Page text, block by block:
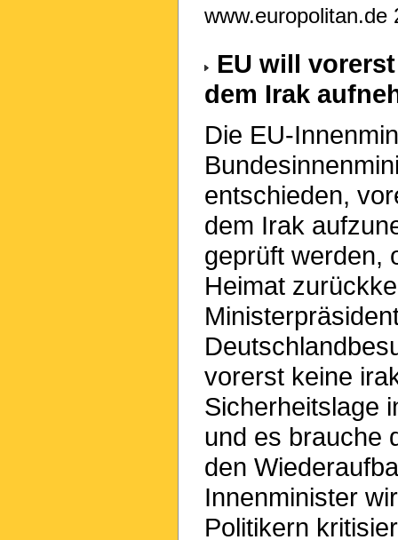
www.europolitan.de
EU will
dem Irak
Die EU-
entschieden,
dem Irak
geprüft werden,
Heimat
vorerst keine
Sicherheitslage
und es brauche
den
Innenminister
Politikern